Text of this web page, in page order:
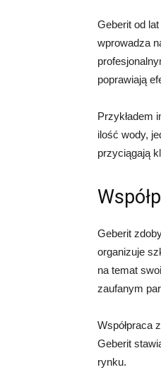
Geberit od
wprowadza
poprawiają
Przykładem
ilość wody,
przyciągają
Geberit
organizuje
na temat
zaufanym
Współpraca
Geberit
rynku.